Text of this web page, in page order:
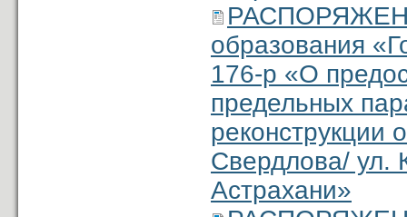
образования
176-р «О
предельных
реконструкции
Свердлова/ ул.
Астрахани»